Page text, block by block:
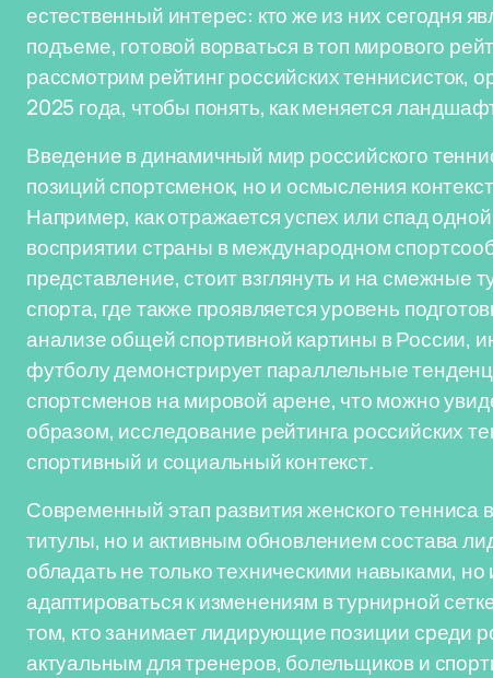
естественный интерес: кто же из них сегодня
подъеме, готовой ворваться в топ мирового
рассмотрим рейтинг российских теннисисток,
2025 года, чтобы понять, как меняется
Введение в динамичный мир российского
позиций спортсменок, но и осмысления
Например, как отражается успех или спад
восприятии страны в международном
представление, стоит взглянуть и на смежные
спорта, где также проявляется уровень
анализе общей спортивной картины в России,
футболу демонстрирует параллельные
спортсменов на мировой арене, что можно
образом, исследование рейтинга российских
спортивный и социальный контекст.
Современный этап развития женского тенниса
титулы, но и активным обновлением состава
обладать не только техническими навыками,
адаптироваться к изменениям в турнирной
том, кто занимает лидирующие позиции среди
актуальным для тренеров, болельщиков и